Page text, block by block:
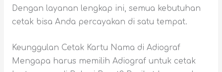
Dengan layanan lengkap ini, semua kebutuhan
cetak bisa Anda percayakan di satu tempat.
Keunggulan Cetak Kartu Nama di Adiograf
Mengapa harus memilih Adiograf untuk cetak